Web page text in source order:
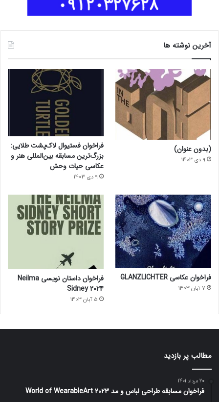
آخرین نوشته ها
(بدون عنوان)
9 دی 1403
فراخوان فستیوال لاک‌پشت طلایی:
بزرگ‌ترین مسابقه بین‌المللی هنر و
عکاسی حیات وحش
9 دی 1403
فراخوان عکاسی GLANZLICHTER
7 آبان 1403
فراخوان داستان نویسی Neilma
Sidney 2024
5 آبان 1403
مطالب پر بازدید
20 مرداد 1401
فراخوان مسابقه طراحی لباس و مد World of WearableArt 2023